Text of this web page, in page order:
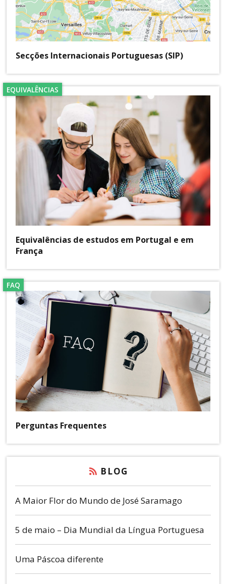
Secções Internacionais Portuguesas (SIP)
EQUIVALÊNCIAS
Equivalências de estudos em Portugal e em
França
FAQ
Perguntas Frequentes
BLOG
A Maior Flor do Mundo de José Saramago
5 de maio – Dia Mundial da Língua Portuguesa
Uma Páscoa diferente